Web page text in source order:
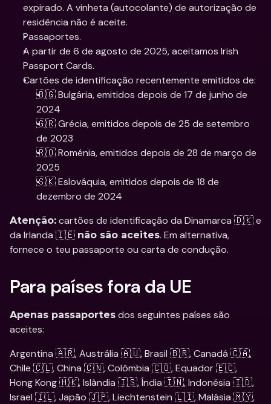
expirado. A vinheta (autocolante) de autorização de
residência não é aceite.
Passaportes.
A partir de 6 de agosto de 2025, aceitamos Irish
Passport Cards.
Cartões de identificação recentemente emitidos de:
🇧🇬 Bulgária, emitidos depois de 17 de junho de
2024
🇬🇷 Grécia, emitidos depois de 25 de setembro
de 2023
🇷🇴 Roménia, emitidos depois de 28 de março de
2025
🇸🇰 Eslováquia, emitidos depois de 18 de
dezembro de 2024
Atenção: cartões de identificação da Dinamarca 🇩🇰 e
da Irlanda 🇮🇪 não são aceites. Em alternativa,
fornece o teu passaporte ou carta de condução.
Para países fora da UE
Apenas passaportes dos seguintes países são
aceites:
Argentina 🇦🇷, Austrália 🇦🇺, Brasil 🇧🇷, Canadá 🇨🇦,
Chile 🇨🇱, China 🇨🇳, Colômbia 🇨🇴, Equador 🇪🇨,
Hong Kong 🇭🇰, Islândia 🇮🇸, Índia 🇮🇳, Indonésia 🇮🇩,
Israel 🇮🇱, Japão 🇯🇵, Liechtenstein 🇱🇮, Malásia 🇲🇾,